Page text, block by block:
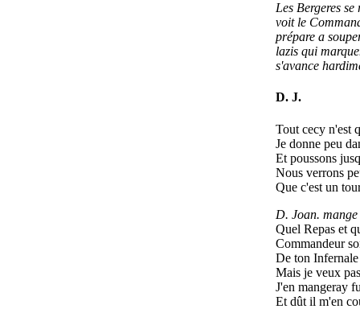
Les Bergeres
voit le
prépare a
lazis qui
s'avance
D. J.
Tout cecy n'est
Je donne peu
Et poussons
Nous verrons
Que c'est un
D. Joan.
Quel Repas et
Commandeur
De ton
Mais je veux
J'en mangeray
Et dût il m'en